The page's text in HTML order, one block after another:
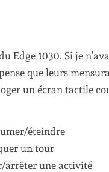
Edge 1030. Si je
que leurs
un écran tactile
éteindre
un tour
arrêter une activité